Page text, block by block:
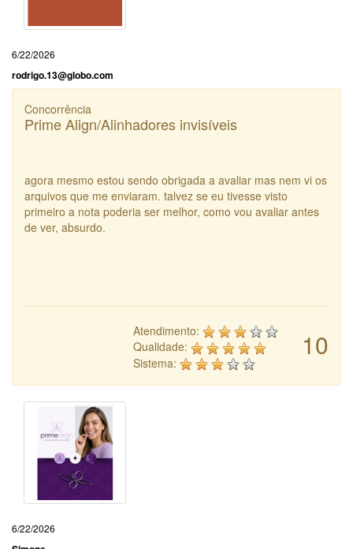
6/22/2026
rodrigo.13@globo.com
Concorrência
Prime Align/Alinhadores invisíveis
agora mesmo estou sendo obrigada a avaliar mas nem vi os
arquivos que me enviaram. talvez se eu tivesse visto
primeiro a nota poderia ser melhor, como vou avaliar antes
de ver, absurdo.
10
Atendimento:
Qualidade:
Sistema:
6/22/2026